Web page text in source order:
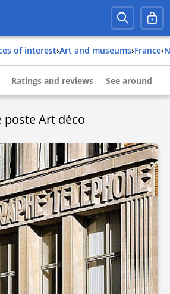
of interest› Art and museums› france›
Ratings and reviews See around
poste Art déco